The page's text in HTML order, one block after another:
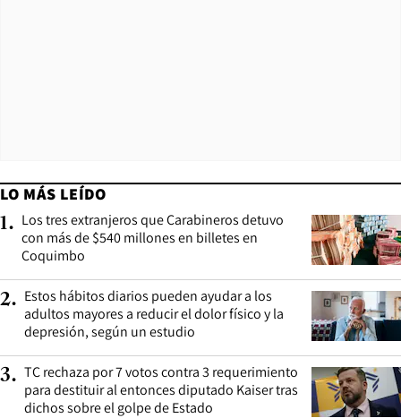
LO MÁS LEÍDO
1. Los tres extranjeros que Carabineros detuvo
con más de $540 millones en billetes en
Coquimbo
2. Estos hábitos diarios pueden ayudar a los
adultos mayores a reducir el dolor físico y la
depresión, según un estudio
3. TC rechaza por 7 votos contra 3 requerimiento
para destituir al entonces diputado Kaiser tras
dichos sobre el golpe de Estado